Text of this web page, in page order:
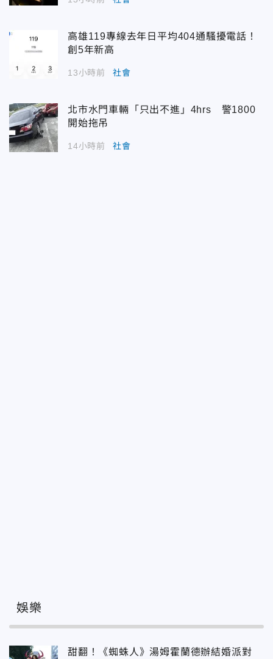
高雄119專線去年日平均404通騷擾電話！
創5年新高
13小時前 社會
北市水門車輛「只出不進」4hrs 警1800
開始拖吊
14小時前 社會
娛樂
甜翻！《蜘蛛人》湯姆霍蘭德辦結婚派對